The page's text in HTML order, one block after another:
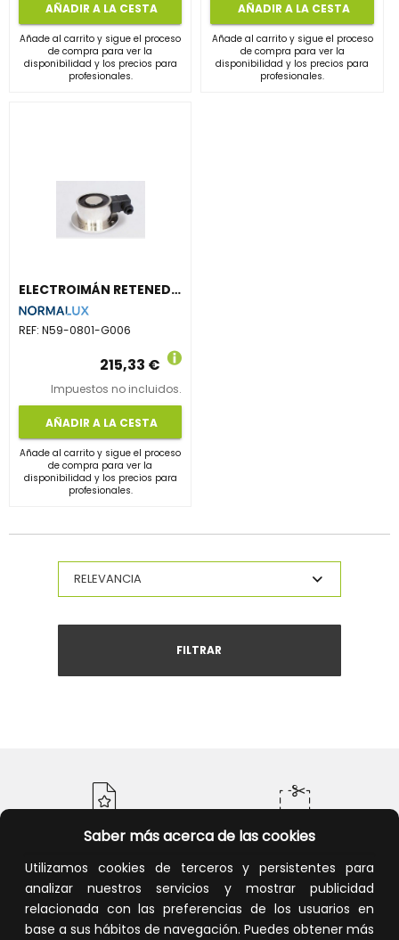
Saber más acerca de las cookies
Utilizamos cookies de terceros y persistentes para
analizar nuestros servicios y mostrar publicidad
relacionada con las preferencias de los usuarios en
base a sus hábitos de navegación. Puedes obtener más
AÑADIR A LA CESTA
Añade al carrito y sigue el proceso
de compra para ver la
disponibilidad y los precios para
profesionales.
AÑADIR A LA CESTA
Añade al carrito y sigue el proceso
de compra para ver la
disponibilidad y los precios para
profesionales.
ELECTROIMÁN RETENEDOR P-65
REF: N59-0801-G006
215,33 €
Impuestos no incluidos.
AÑADIR A LA CESTA
Añade al carrito y sigue el proceso
de compra para ver la
disponibilidad y los precios para
profesionales.
FILTRAR